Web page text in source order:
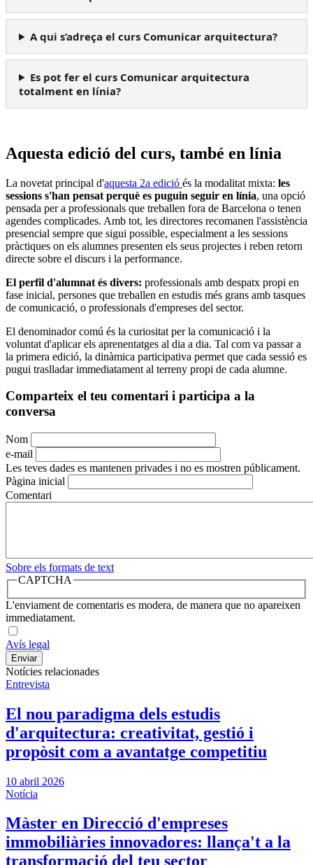
A qui s’adreça el curs Comunicar arquitectura?
Es pot fer el curs Comunicar arquitectura
totalment en línia?
Aquesta edició del curs, també en línia
La novetat principal d'aquesta 2a edició és la modalitat mixta: les
sessions s'han pensat perquè es puguin seguir en línia, una opció
pensada per a professionals que treballen fora de Barcelona o tenen
agendes complicades. Amb tot, les directores recomanen l'assistència
presencial sempre que sigui possible, especialment a les sessions
pràctiques on els alumnes presenten els seus projectes i reben retorn
directe sobre el discurs i la performance.
El perfil d'alumnat és divers: professionals amb despatx propi en
fase inicial, persones que treballen en estudis més grans amb tasques
de comunicació, o professionals d'empreses del sector.
El denominador comú és la curiositat per la comunicació i la
voluntat d'aplicar els aprenentatges al dia a dia. Tal com va passar a
la primera edició, la dinàmica participativa permet que cada sessió es
pugui traslladar immediatament al terreny propi de cada alumne.
Comparteix el teu comentari i participa a la
conversa
Nom
e-mail
Les teves dades es mantenen privades i no es mostren públicament.
Pàgina inicial
Comentari
Sobre els formats de text
CAPTCHA
L'enviament de comentaris es modera, de manera que no apareixen
immediatament.
Avís legal
Notícies relacionades
Entrevista
El nou paradigma dels estudis
d'arquitectura: creativitat, gestió i
propòsit com a avantatge competitiu
10 abril 2026
Notícia
Màster en Direcció d'empreses
immobiliàries innovadores: llança't a la
transformació del teu sector